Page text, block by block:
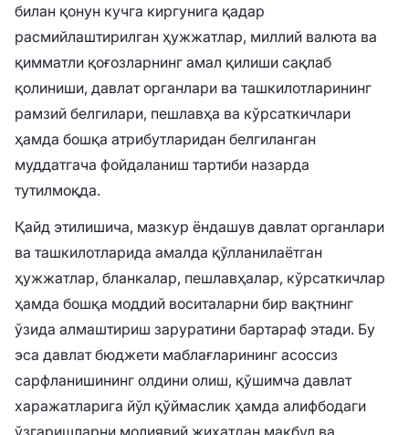
билан қонун кучга киргунига қадар
расмийлаштирилган ҳужжатлар, миллий валюта ва
қимматли қоғозларнинг амал қилиши сақлаб
қолиниши, давлат органлари ва ташкилотларининг
рамзий белгилари, пешлавҳа ва кўрсаткичлари
ҳамда бошқа атрибутларидан белгиланган
муддатгача фойдаланиш тартиби назарда
тутилмоқда.
Қайд этилишича, мазкур ёндашув давлат органлари
ва ташкилотларида амалда қўлланилаётган
ҳужжатлар, бланкалар, пешлавҳалар, кўрсаткичлар
ҳамда бошқа моддий воситаларни бир вақтнинг
ўзида алмаштириш заруратини бартараф этади. Бу
эса давлат бюджети маблағларининг асоссиз
сарфланишининг олдини олиш, қўшимча давлат
харажатларига йўл қўймаслик ҳамда алифбодаги
ўзгаришларни молиявий жиҳатдан мақбул ва